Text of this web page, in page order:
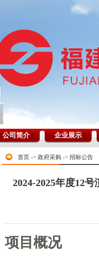
公司简介 企业展示
首页 -> 政府采购 -> 招标公告
2024-2025年度12
项目概况